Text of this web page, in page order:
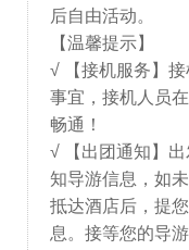
后自由活动。
【温馨提示】
√ 【接机服务】
事宜，接机人员
畅通！
√ 【出团通知】
知导游信息，如
抵达酒店后，提
息。接等您的导